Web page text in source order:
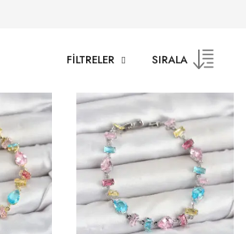
FILTRELER SIRALA